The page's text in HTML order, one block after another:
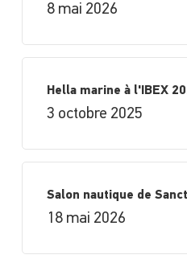
8 mai 2026
Hella marine à l'IBEX
3 octobre 2025
Salon nautique de
18 mai 2026